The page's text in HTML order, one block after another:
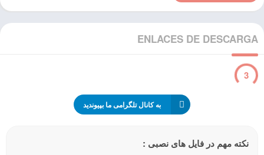
ENLACES DE DESCARGA
3
به کانال تلگرامی ما بپیوندید
نکته مهم در فایل های نصبی :